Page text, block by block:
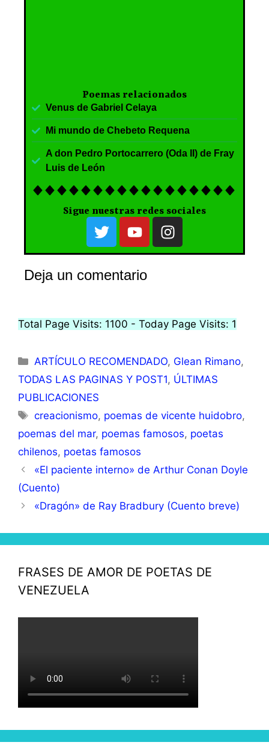
Poemas relacionados
Venus de Gabriel Celaya
Mi mundo de Chebeto Requena
A don Pedro Portocarrero (Oda II) de Fray
Luis de León
Sigue nuestras redes sociales
Deja un comentario
Total Page Visits: 1100 - Today Page Visits: 1
ARTÍCULO RECOMENDADO, Glean Rimano,
TODAS LAS PAGINAS Y POST1, ÚLTIMAS
PUBLICACIONES
creacionismo, poemas de vicente huidobro,
poemas del mar, poemas famosos, poetas
chilenos, poetas famosos
«El paciente interno» de Arthur Conan Doyle
(Cuento)
«Dragón» de Ray Bradbury (Cuento breve)
FRASES DE AMOR DE POETAS DE
VENEZUELA